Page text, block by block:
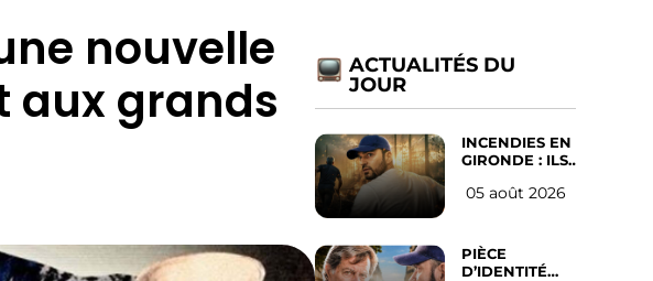
nouvelle
aux grands
ACTUALITÉS DU
JOUR
INCENDIES EN
GIRONDE : ILS
D’ABANDONNER
05 août 2026
PIÈCE
D’IDENTITÉ